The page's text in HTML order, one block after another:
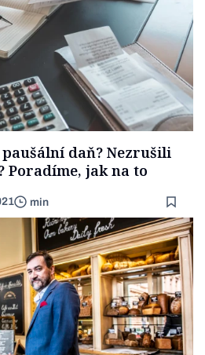
daň? Nezrušili
Poradíme, jak na to
min